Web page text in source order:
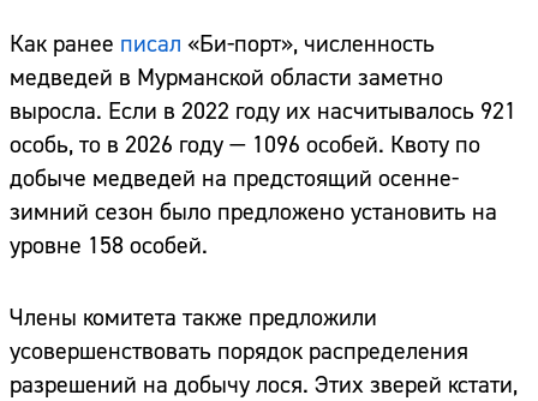
Как ранее писал «Би-порт», численность
медведей в Мурманской области заметно
выросла. Если в 2022 году их насчитывалось 921
особь, то в 2026 году — 1096 особей. Квоту по
добыче медведей на предстоящий осенне-
зимний сезон было предложено установить на
уровне 158 особей.
Члены комитета также предложили
усовершенствовать порядок распределения
разрешений на добычу лося. Этих зверей кстати,